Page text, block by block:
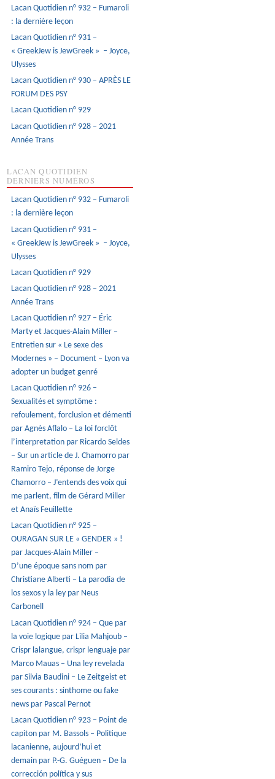
Lacan Quotidien n° 932 – Fumaroli
: la dernière leçon
Lacan Quotidien n° 931 –
« GreekJew is JewGreek » – Joyce,
Ulysses
Lacan Quotidien n° 930 – APRÈS LE
FORUM DES PSY
Lacan Quotidien n° 929
Lacan Quotidien n° 928 – 2021
Année Trans
LACAN QUOTIDIEN
DERNIERS NUMÉROS
Lacan Quotidien n° 932 – Fumaroli
: la dernière leçon
Lacan Quotidien n° 931 –
« GreekJew is JewGreek » – Joyce,
Ulysses
Lacan Quotidien n° 929
Lacan Quotidien n° 928 – 2021
Année Trans
Lacan Quotidien n° 927 – Éric
Marty et Jacques-Alain Miller –
Entretien sur « Le sexe des
Modernes » – Document – Lyon va
adopter un budget genré
Lacan Quotidien n° 926 –
Sexualités et symptôme :
refoulement, forclusion et démenti
par Agnès Aflalo – La loi forclôt
l’interpretation par Ricardo Seldes
– Sur un article de J. Chamorro par
Ramiro Tejo, réponse de Jorge
Chamorro – J’entends des voix qui
me parlent, film de Gérard Miller
et Anaïs Feuillette
Lacan Quotidien n° 925 –
OURAGAN SUR LE « GENDER » !
par Jacques-Alain Miller –
D’une époque sans nom par
Christiane Alberti – La parodia de
los sexos y la ley par Neus
Carbonell
Lacan Quotidien n° 924 – Que par
la voie logique par Lilia Mahjoub –
Crispr lalangue, crispr lenguaje par
Marco Mauas – Una ley revelada
par Silvia Baudini – Le Zeitgeist et
ses courants : sinthome ou fake
news par Pascal Pernot
Lacan Quotidien n° 923 – Point de
capiton par M. Bassols – Politique
lacanienne, aujourd’hui et
demain par P.-G. Guéguen – De la
corrección política y sus